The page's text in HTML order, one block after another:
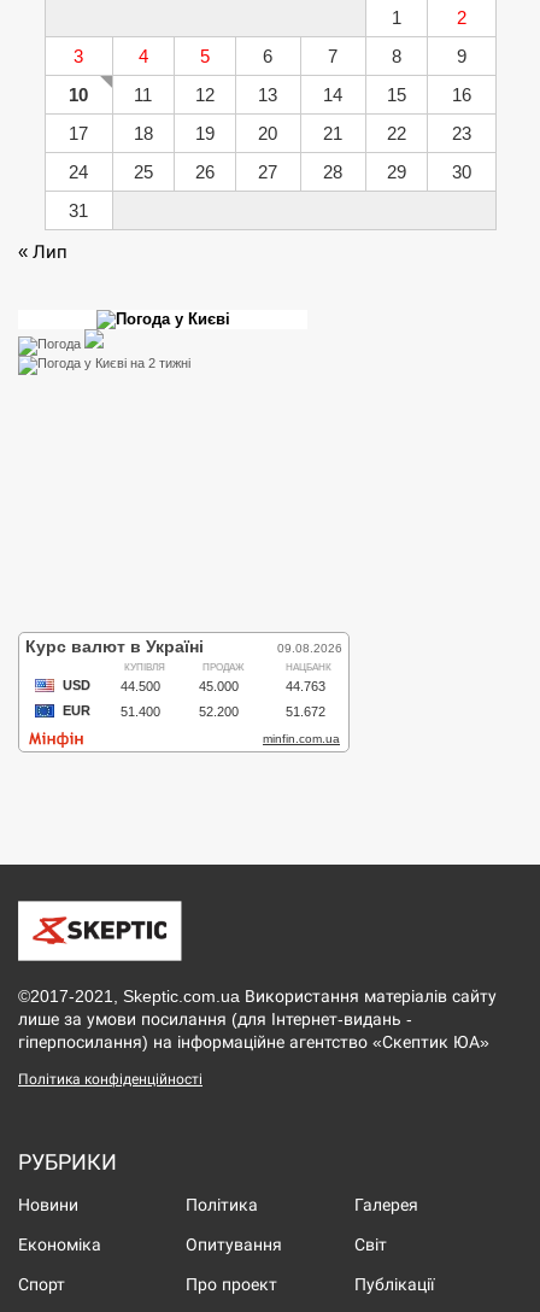
1
2
3
4 5 6 7 8
9
10
11 12 13 14 15
16
17
18 19 20 21 22
23
24
25 26 27 28 29
30
31
« Лип
©2017-2021, Skeptic.com.ua Використання матеріалів сайту
лише за умови посилання (для Інтернет-видань -
гіперпосилання) на інформаційне агентство «Скептик ЮА»
Політика конфіденційності
РУБРИКИ
Новини Політика Галерея
Економіка Опитування Світ
Спорт Про проект Публікації